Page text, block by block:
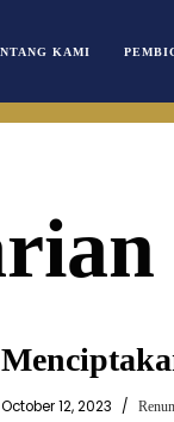
KAMI
October 12, 2023